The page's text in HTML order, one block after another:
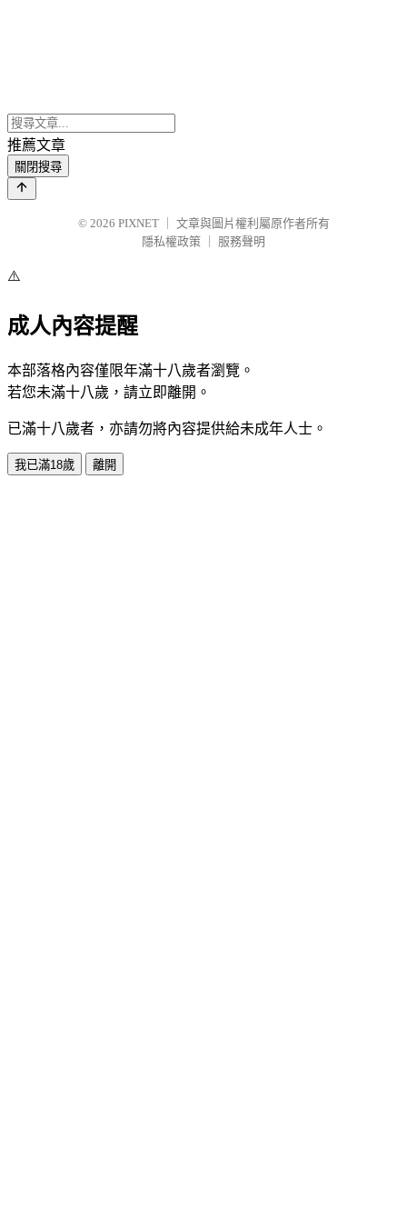
推薦文章
關閉搜尋
© 2026 PIXNET
文章與圖片權利屬原作者所有
隱私權政策
服務聲明
⚠️
成人內容提醒
本部落格內容僅限年滿十八歲者瀏覽。
若您未滿十八歲，請立即離開。
已滿十八歲者，亦請勿將內容提供給未成年人士。
我已滿18歲 離開